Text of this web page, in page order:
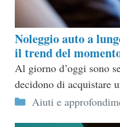
Noleggio auto a
il trend del
Al giorno d’oggi sono
decidono di acquistare
Categorie
Aiuti e